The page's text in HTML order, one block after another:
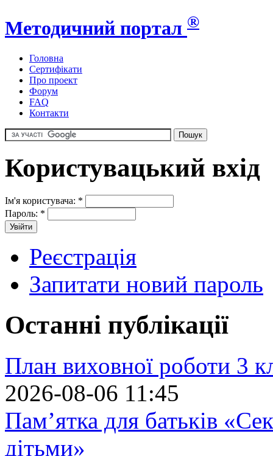
Методичний портал ®
Головна
Сертифікати
Про проект
Форум
FAQ
Контакти
Користувацький вхід
Ім'я користувача: *
Пароль: *
Реєстрація
Запитати новий пароль
Останні публікації
План виховної роботи 3
2026-08-06 11:45
Пам’ятка для батьків
дітьми»